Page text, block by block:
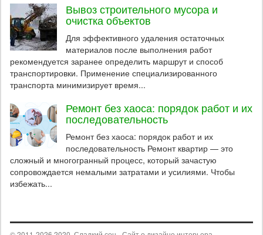
Вывоз строительного мусора и
очистка объектов
Для эффективного удаления остаточных
материалов после выполнения работ
рекомендуется заранее определить маршрут и способ
транспортировки. Применение специализированного
транспорта минимизирует время...
Ремонт без хаоса: порядок работ и их
последовательность
Ремонт без хаоса: порядок работ и их
последовательность Ремонт квартир — это
сложный и многогранный процесс, который зачастую
сопровождается немалыми затратами и усилиями. Чтобы
избежать...